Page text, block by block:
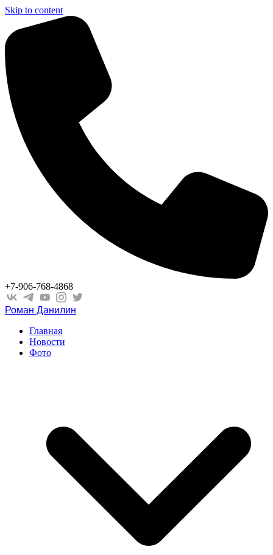
Skip to content
+7-906-768-4868
Роман Данилин
Главная
Новости
Фото